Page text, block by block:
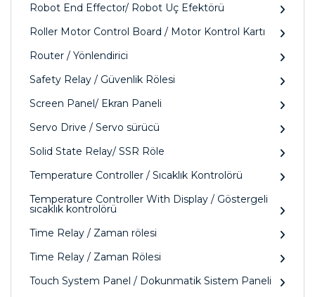
Robot End Effector/ Robot Uç Efektörü
Roller Motor Control Board / Motor Kontrol Kartı
Router / Yönlendirici
Safety Relay / Güvenlik Rölesi
Screen Panel/ Ekran Paneli
Servo Drive / Servo sürücü
Solid State Relay/ SSR Röle
Temperature Controller / Sıcaklık Kontrolörü
Temperature Controller With Display / Göstergeli
sıcaklık kontrolörü
Time Relay / Zaman rölesi
Time Relay / Zaman Rölesi
Touch System Panel / Dokunmatik Sistem Paneli